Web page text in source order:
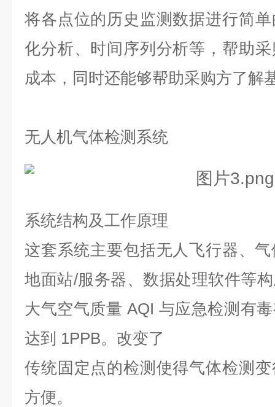
将各点位的历史监测数据进行简
化分析、时间序列分析等，帮助
成本，同时还能够帮助采购方了解
无人机气体检测系统
系统结构及工作原理
这套系统主要包括无人飞行器、
地面站/服务器、数据处理软件等
大气空气质量 AQI 与应急检测有
达到 1PPB。改变了
传统固定点的检测使得气体检测
方便。